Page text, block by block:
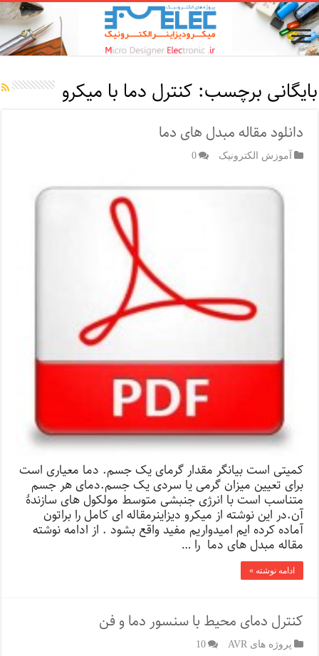
بایگانی برچسب: کنترل دما با میکرو
دانلود مقاله مبدل های دما
آموزش الکترونیک 0
کمیتی است بیانگر مقدار گرمای یک جسم. دما معیاری است
برای تعیین میزان گرمی یا سردی یک جسم.دمای هر جسم
متناسب است با انرژی جنبشی متوسط مولکول های سازندهٔ
آن.در این نوشته از میکرو دیزاینرمقاله ای کامل را براتون
آماده کرده ایم امیدواریم مفید واقع بشود . از ادامه نوشته
مقاله مبدل های دما را …
ادامه نوشته »
کنترل دمای محیط با سنسور دما و فن
پروژه های AVR 10